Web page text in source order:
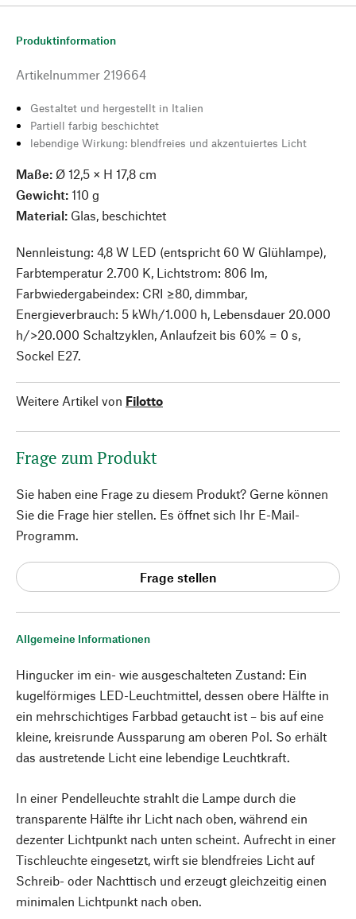
Allgemeine Informationen
Hingucker im ein- wie ausgeschalteten Zustand: Ein
kugelförmiges LED-Leuchtmittel, dessen obere Hälfte in
ein mehrschichtiges Farbbad getaucht ist – bis auf eine
kleine, kreisrunde Aussparung am oberen Pol. So erhält
das austretende Licht eine lebendige Leuchtkraft.
In einer Pendelleuchte strahlt die Lampe durch die
transparente Hälfte ihr Licht nach oben, während ein
dezenter Lichtpunkt nach unten scheint. Aufrecht in einer
Tischleuchte eingesetzt, wirft sie blendfreies Licht auf
Schreib- oder Nachttisch und erzeugt gleichzeitig einen
minimalen Lichtpunkt nach oben.
Produktinformation
Artikelnummer 219664
Gestaltet und hergestellt in Italien
Partiell farbig beschichtet
lebendige Wirkung: blendfreies und akzentuiertes Licht
Maße: Ø 12,5 × H 17,8 cm
Gewicht: 110 g
Material: Glas, beschichtet
Nennleistung: 4,8 W LED (entspricht 60 W Glühlampe),
Farbtemperatur 2.700 K, Lichtstrom: 806 lm,
Farbwiedergabeindex: CRI ≥80, dimmbar,
Energieverbrauch: 5 kWh/1.000 h, Lebensdauer 20.000
h/>20.000 Schaltzyklen, Anlaufzeit bis 60% = 0 s,
Sockel E27.
Weitere Artikel von Filotto
Frage zum Produkt
Sie haben eine Frage zu diesem Produkt? Gerne können
Sie die Frage hier stellen. Es öffnet sich Ihr E-Mail-
Programm.
Frage stellen